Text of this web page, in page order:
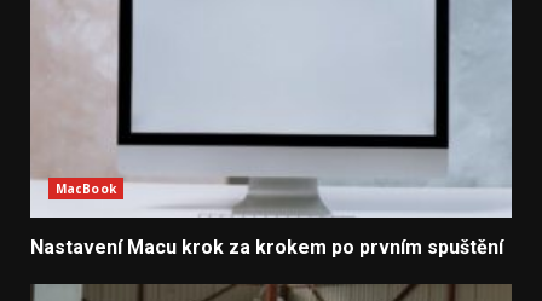
MacBook
Nastavení Macu krok za krokem po prvním spuštění